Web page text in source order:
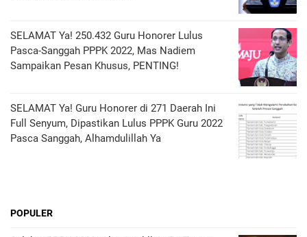
SELAMAT Ya! 250.432 Guru Honorer Lulus
Pasca-Sanggah PPPK 2022, Mas Nadiem
Sampaikan Pesan Khusus, PENTING!
SELAMAT Ya! Guru Honorer di 271 Daerah Ini
Full Senyum, Dipastikan Lulus PPPK Guru 2022
Pasca Sanggah, Alhamdulillah Ya
POPULER